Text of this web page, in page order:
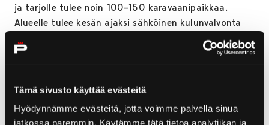
Tämä sivusto käyttää evästeitä
Hyödynnämme evästeitä, jotta voimme palvella sinua
jatkossa paremmin. Käytämme tätä tietoa analytiikan ja
ja tarjolle tulee noin 100–150 karavaanipaikkaa.
Alueelle tulee kesän ajaksi sähköinen kulunvalvonta
mukaan.
– Juuri ennen superviikkoa aukeava leiriytymisalue on